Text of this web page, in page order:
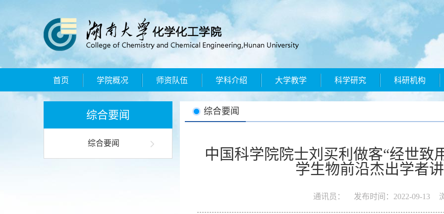
首页 学院概况 师资队伍 学科介绍 大学教学 科学研究 科研机构
综合要闻
综合要闻
综合要闻
中国科学院院士刘买利做客“经世致
学生物前沿杰出学者
通讯员： 发布时间： 2022-09-13